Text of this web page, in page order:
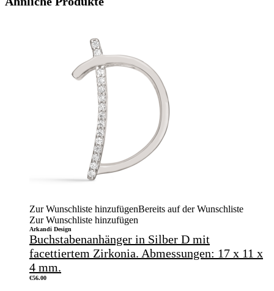
Zur Wunschliste hinzufügenBereits auf der Wunschliste
Zur Wunschliste hinzufügen
Arkandi Design
Buchstabenanhänger in Silber D mit
facettiertem Zirkonia. Abmessungen: 17 x 11 x
4 mm.
€56.00